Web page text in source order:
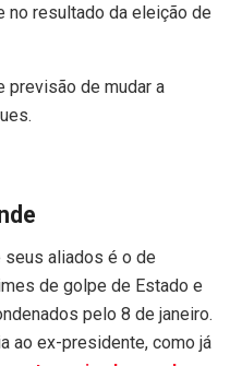
no resultado da eleição de
previsão de mudar a
aliados é o de
de golpe de Estado e
pelo 8 de janeiro.
ao ex-presidente, como já